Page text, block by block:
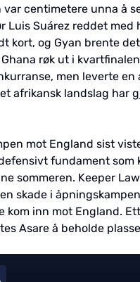
var centimetere unna å
Luis Suárez reddet med
kort, og Gyan brente
røk ut i
men leverte en
afrikansk landslag har
mot England sist
fundament som
sommeren. Keeper
skade i
kom inn mot England.
Asare å beholde